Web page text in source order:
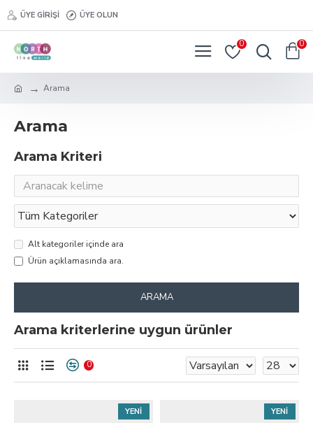
ÜYE GIRIŞI ÜYE OLUN
0 0
Arama
Arama
Arama Kriteri
Alt kategoriler içinde ara
Ürün açıklamasında ara.
ARAMA
Arama kriterlerine uygun ürünler
0
YENI
YENI